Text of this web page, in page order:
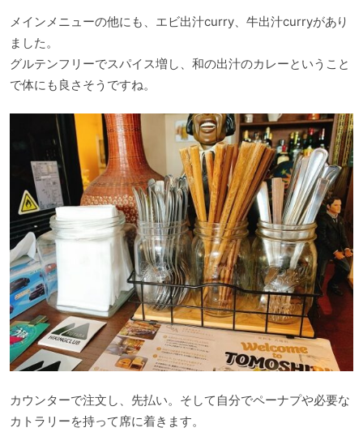
メインメニューの他にも、エビ出汁curry、牛出汁curryがあり
ました。
グルテンフリーでスパイス増し、和の出汁のカレーということ
で体にも良さそうですね。
カウンターで注文し、先払い。そして自分でペーナプや必要な
カトラリーを持って席に着きます。